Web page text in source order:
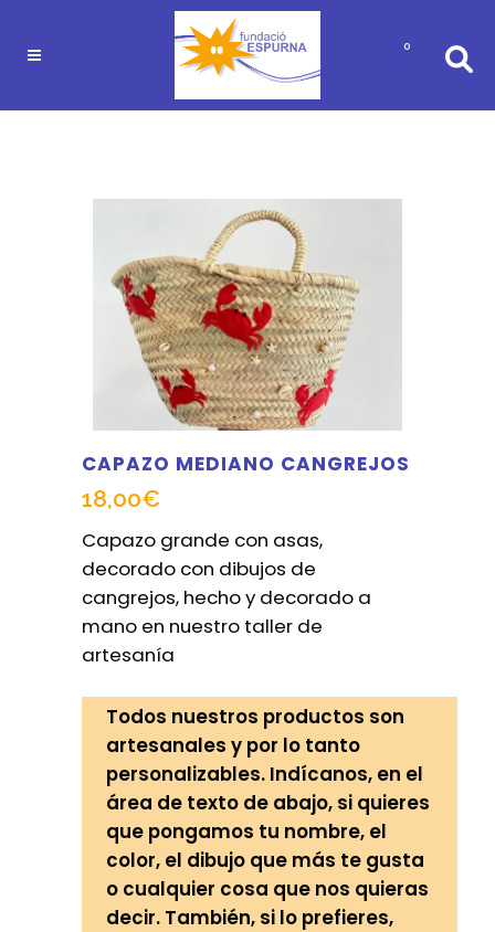
0
CAPAZO MEDIANO CANGREJOS
18,00€
Capazo grande con asas,
decorado con dibujos de
cangrejos, hecho y decorado a
mano en nuestro taller de
artesanía
Todos nuestros productos son
artesanales y por lo tanto
personalizables. Indícanos, en el
área de texto de abajo, si quieres
que pongamos tu nombre, el
color, el dibujo que más te gusta
o cualquier cosa que nos quieras
decir. También, si lo prefieres,